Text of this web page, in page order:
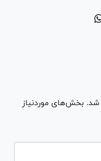
بخش‌های موردنیاز